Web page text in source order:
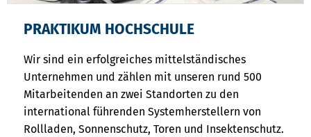
PRAKTIKUM HOCHSCHULE
Wir sind ein erfolgreiches mittelständisches
Unternehmen und zählen mit unseren rund 500
Mitarbeitenden an zwei Standorten zu den
international führenden Systemherstellern von
Rollladen, Sonnenschutz, Toren und Insektenschutz.